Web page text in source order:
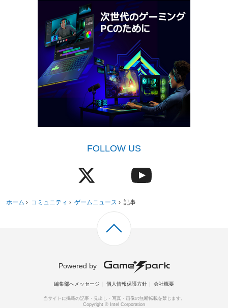
FOLLOW US
ホーム › コミュニティ › ゲームニュース › 記事
Powered by
編集部へメッセージ 個人情報保護方針 会社概要
当サイトに掲載の記事・見出し・写真・画像の無断転載を禁じます。
Copyright © Intel Corporation